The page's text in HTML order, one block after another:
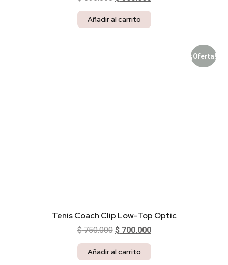
Añadir al carrito
¡Oferta!
Tenis Coach Clip Low-Top Optic
$750.000 $700.000
Añadir al carrito